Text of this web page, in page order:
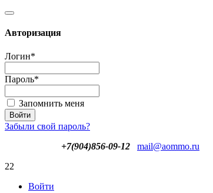
Авторизация
Логин*
Пароль*
Запомнить меня
Забыли свой пароль?
+7(904)856-09-12
mail@aommo.ru
22
Войти